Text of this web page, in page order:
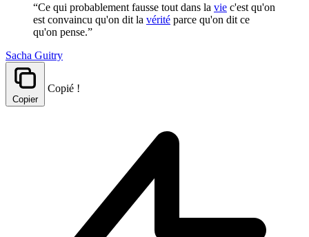
“Ce qui probablement fausse tout dans la vie c'est qu'on
est convaincu qu'on dit la vérité parce qu'on dit ce
qu'on pense.”
Sacha Guitry
Copier
Copié !